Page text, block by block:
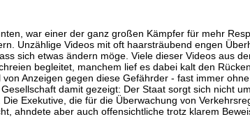
war einer der ganz großen Kämpfer für mehr
Unzählige Videos mit oft haarsträubend engen
sich etwas ändern möge. Viele dieser Videos aus
begleitet, manchem lief es dabei kalt den
Anzeigen gegen diese Gefährder - fast immer
damit gezeigt: Der Staat sorgt sich nicht
Exekutive, die für die Überwachung von
ahndete aber auch offensichtliche trotz klarem